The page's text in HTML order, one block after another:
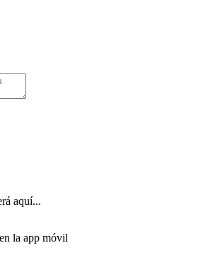
aquí...
la app móvil